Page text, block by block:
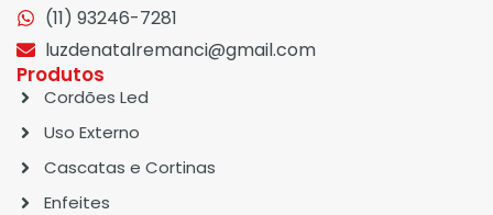
(11) 93246-7281
luzdenatalremanci@gmail.com
Produtos
Cordões Led
Uso Externo
Cascatas e Cortinas
Enfeites